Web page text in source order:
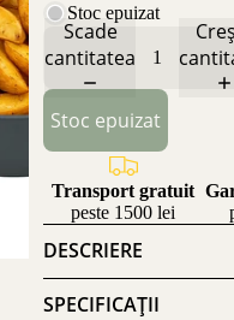
Stoc epuizat
Scade
cantitatea
Stoc epuizat
Transport gratuit
peste 1500 lei
DESCRIERE
SPECIFICAȚII